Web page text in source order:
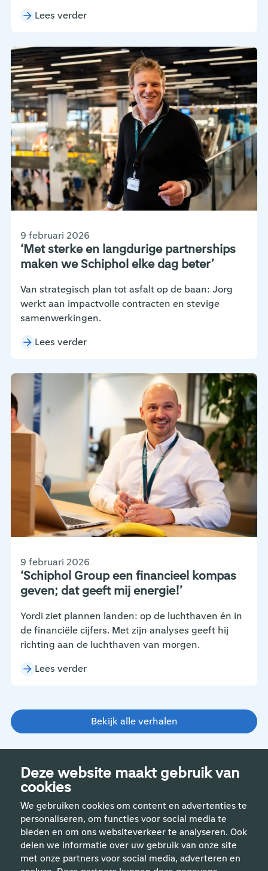
Deze website maakt gebruik van
cookies
We gebruiken cookies om content en advertenties te
personaliseren, om functies voor social media te
bieden en om ons websiteverkeer te analyseren. Ook
delen we informatie over uw gebruik van onze site
met onze partners voor social media, adverteren en
Lees verder
‘Met sterke en langdurige partnerships
maken we Schiphol elke dag beter’
9 februari 2026
Van strategisch plan tot asfalt op de baan: Jorg
werkt aan impactvolle contracten en stevige
samenwerkingen.
Lees verder
‘Schiphol Group een financieel kompas
geven; dat geeft mij energie!’
9 februari 2026
Yordi ziet plannen landen: op de luchthaven én in
de financiële cijfers. Met zijn analyses geeft hij
richting aan de luchthaven van morgen.
Lees verder
Bekijk alle verhalen